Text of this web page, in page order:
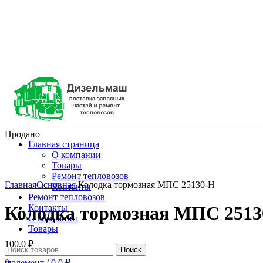
Главная страница
О компании
Товары
Ремонт тепловозов
Контакты
Ремонт тепловозов
Контакты
О компании
Товары
Поиск
Продано
Нажмите, чтобы увеличить
ГлавнаяОсновнаяКолодка тормозная МПС 25130-Н
Колодка тормозная МПС
100.0₽